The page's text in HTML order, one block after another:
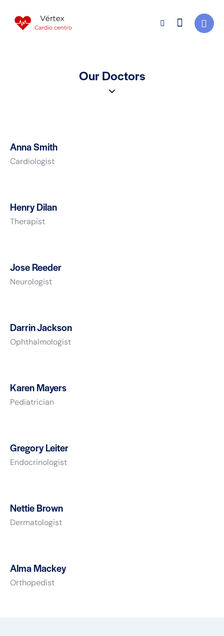
Our Doctors
Anna Smith
Cardiologist
Henry Dilan
Therapist
Jose Reeder
Neurologist
Darrin Jackson
Ophthalmologist
Karen Mayers
Pediatrician
Gregory Leiter
Endocrinologist
Nettie Brown
Dermatologist
Alma Mackey
Orthopedist